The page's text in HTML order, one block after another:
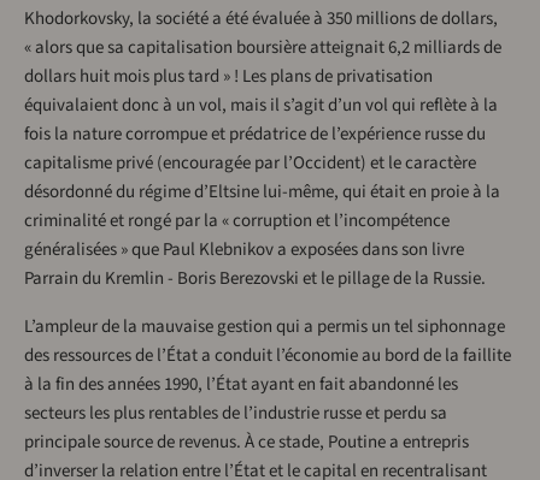
Khodorkovsky, la société a été évaluée à 350 millions de dollars,
« alors que sa capitalisation boursière atteignait 6,2 milliards de
dollars huit mois plus tard » ! Les plans de privatisation
équivalaient donc à un vol, mais il s’agit d’un vol qui reflète à la
fois la nature corrompue et prédatrice de l’expérience russe du
capitalisme privé (encouragée par l’Occident) et le caractère
désordonné du régime d’Eltsine lui-même, qui était en proie à la
criminalité et rongé par la « corruption et l’incompétence
généralisées » que Paul Klebnikov a exposées dans son livre
Parrain du Kremlin - Boris Berezovski et le pillage de la Russie.
L’ampleur de la mauvaise gestion qui a permis un tel siphonnage
des ressources de l’État a conduit l’économie au bord de la faillite
à la fin des années 1990, l’État ayant en fait abandonné les
secteurs les plus rentables de l’industrie russe et perdu sa
principale source de revenus. À ce stade, Poutine a entrepris
d’inverser la relation entre l’État et le capital en recentralisant